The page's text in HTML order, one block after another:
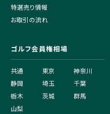
特選売り情報
お取引の流れ
ゴルフ会員権相場
共通 東京
神奈川
静岡
埼玉
千葉
栃木
茨城
群馬
山梨